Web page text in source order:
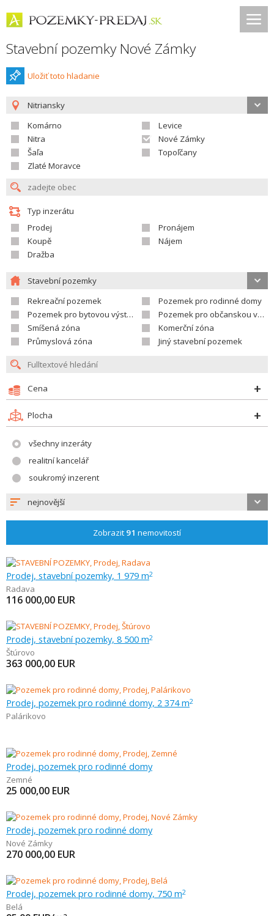
Stavební pozemky Nové Zámky
Uložiť toto hladanie
Nitriansky
Komárno
Levice
Nitra
Nové Zámky
Šaľa
Topoľčany
Zlaté Moravce
Typ inzerátu
Prodej
Pronájem
Koupě
Nájem
Dražba
Stavební pozemky
Rekreační pozemek
Pozemek pro rodinné domy
Pozemek pro bytovou výstavbu
Pozemek pro občanskou vybavenost
Smíšená zóna
Komerční zóna
Průmyslová zóna
Jiný stavební pozemek
Cena
Plocha
všechny inzeráty
realitní kancelář
soukromý inzerent
nejnovější
Zobrazit 91 nemovitostí
Prodej, stavební pozemky, 1 979 m2
Radava
116 000,00 EUR
Prodej, stavební pozemky, 8 500 m2
Štúrovo
363 000,00 EUR
Prodej, pozemek pro rodinné domy, 2 374 m2
Palárikovo
Prodej, pozemek pro rodinné domy
Zemné
25 000,00 EUR
Prodej, pozemek pro rodinné domy
Nové Zámky
270 000,00 EUR
Prodej, pozemek pro rodinné domy, 750 m2
Belá